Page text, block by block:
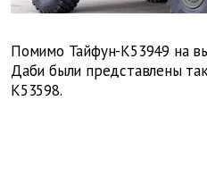
Помимо Тайфун-К53949 на
Даби были представлены
К53598.